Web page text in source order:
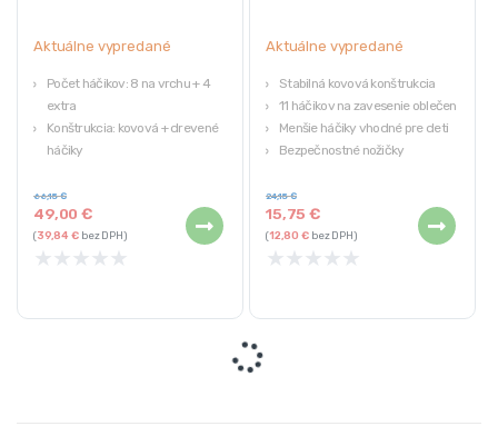
Aktuálne vypredané
Počet háčikov: 8 na vrchu + 4
extra
Konštrukcia: kovová + drevené
háčiky
Šírka: 57 cm
49,00€
66,15€
(39,84€bez DPH)
★ ★ ★ ★ ★
Aktuálne vypredané
Stabilná kovová konštrukcia
11 háčikov na zavesenie oblečenia
Menšie háčiky vhodné pre deti
Bezpečnostné nožičky
15,75€
24,15€
(12,80€bez DPH)
★ ★ ★ ★ ★